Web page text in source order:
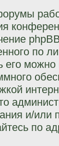
по
его можно
и/или
по